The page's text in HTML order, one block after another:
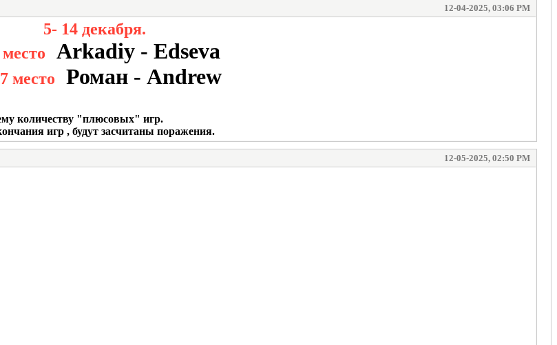
12-04-2025, 03:06 PM
5- 14 декабря.
Arkadiy - Edseva
место Роман - Andrew
количеству "плюсовых" игр.
игр , будут засчитаны поражения.
12-05-2025, 02:50 PM